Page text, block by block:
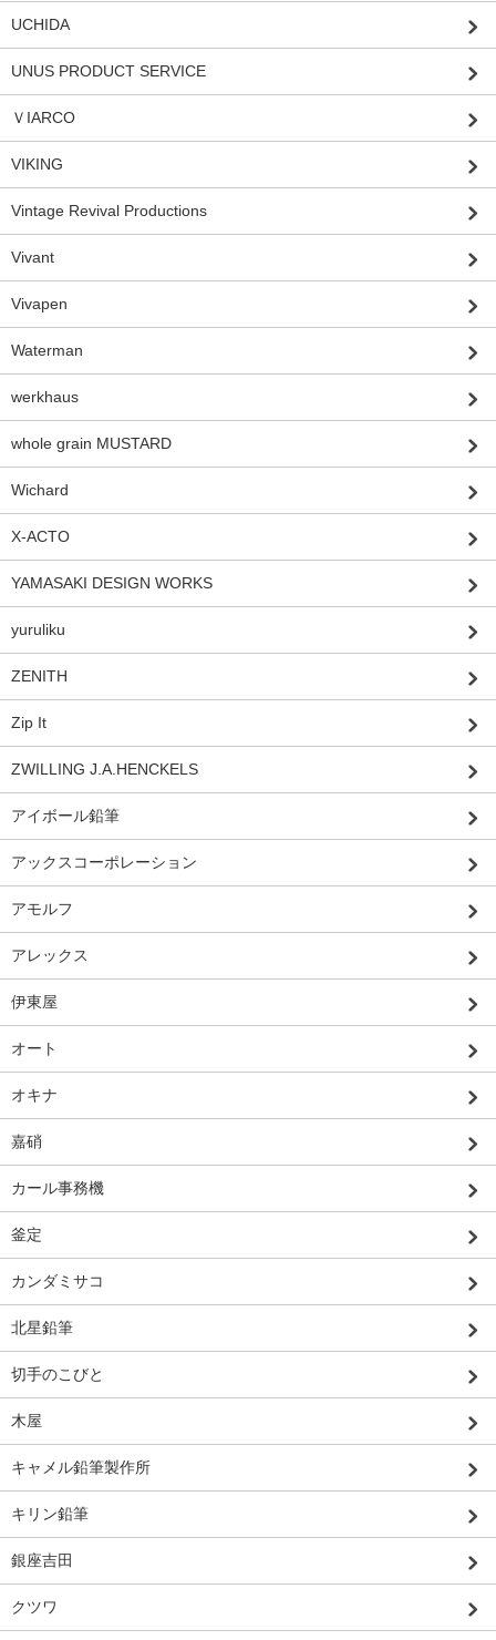
UCHIDA
UNUS PRODUCT SERVICE
ＶIARCO
VIKING
Vintage Revival Productions
Vivant
Vivapen
Waterman
werkhaus
whole grain MUSTARD
Wichard
X-ACTO
YAMASAKI DESIGN WORKS
yuruliku
ZENITH
Zip It
ZWILLING J.A.HENCKELS
アイボール鉛筆
アックスコーポレーション
アモルフ
アレックス
伊東屋
オート
オキナ
嘉硝
カール事務機
釜定
カンダミサコ
北星鉛筆
切手のこびと
木屋
キャメル鉛筆製作所
キリン鉛筆
銀座吉田
クツワ